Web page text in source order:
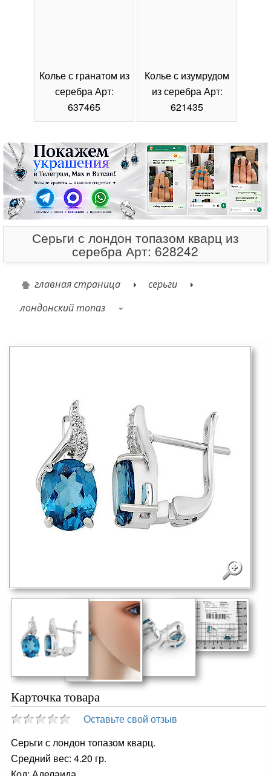
Колье с гранатом из
серебра Арт:
637465
Колье с изумрудом
из серебра Арт:
621435
Серьги с лондон топазом кварц из
серебра Арт: 628242
главная страница
серьги
лондонский топаз
Карточка товара
Оставьте свой отзыв
Серьги с лондон топазом кварц.
Средний вес: 4.20 гр.